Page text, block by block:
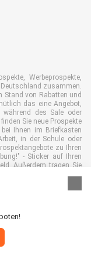
Werbeprospekte,
zusammen.
Stand von Rabatten und
das eine Angebot,
während des Sale oder
Sie neue Prospekte
Ihnen im Briefkasten
in der Schule oder
zu Ihren
- Sticker auf Ihren
Außerdem tragen Sie
|